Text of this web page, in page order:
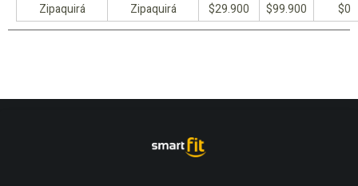
Zipaquirá
Zipaquirá $29.900 $99.900 $0